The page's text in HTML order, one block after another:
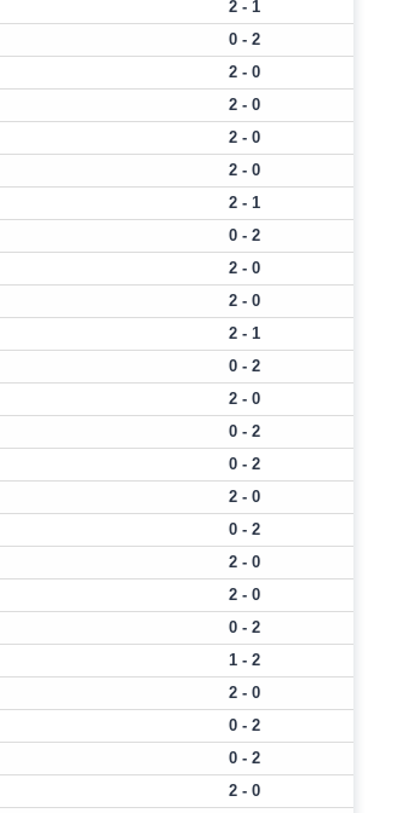
2 - 1
0 - 2
2 - 0
2 - 0
2 - 0
2 - 0
2 - 1
0 - 2
2 - 0
2 - 0
2 - 1
0 - 2
2 - 0
0 - 2
0 - 2
2 - 0
0 - 2
2 - 0
2 - 0
0 - 2
1 - 2
2 - 0
0 - 2
0 - 2
2 - 0